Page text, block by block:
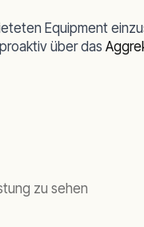
Equipment
über das
zu sehen